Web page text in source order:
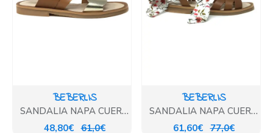
BEBERLIS
SANDALIA NAPA CUERO
Y DORADO
48,80€ 61,0€
BEBERLIS
SANDALIA NAPA CUERO
CON LAZO
61,60€ 77,0€